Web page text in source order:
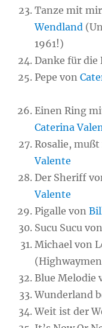
Tanze mit
Wendland
1961!)
Danke für die
Pepe von
Einen Ring
Caterina
Rosalie,
Valente
Der Sheriff
Valente
Pigalle von
Sucu Sucu
Michael von
Blue Melodie
Wunderland
Weit ist der